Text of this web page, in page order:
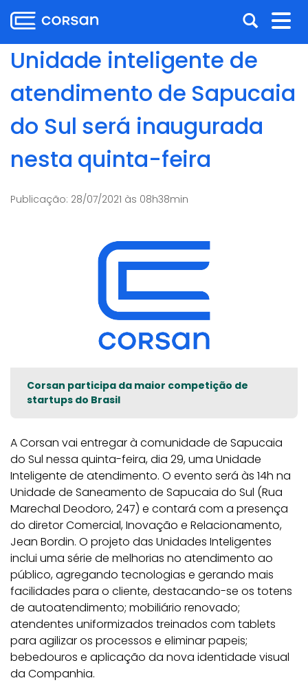
para
o
conteúdo
para
menu
para
para
o
conteúdo
Abrir
a
busca
Unidade inteligente de
atendimento de Sapucaia
do Sul será inaugurada
nesta quinta-feira
Publicação: 28/07/2021 às 08h38min
Corsan participa da maior competição de
startups do Brasil
A Corsan vai entregar à comunidade de Sapucaia
do Sul nessa quinta-feira, dia 29, uma Unidade
Inteligente de atendimento. O evento será às 14h na
Unidade de Saneamento de Sapucaia do Sul (Rua
Marechal Deodoro, 247) e contará com a presença
do diretor Comercial, Inovação e Relacionamento,
Jean Bordin. O projeto das Unidades Inteligentes
inclui uma série de melhorias no atendimento ao
público, agregando tecnologias e gerando mais
facilidades para o cliente, destacando-se os totens
de autoatendimento; mobiliário renovado;
atendentes uniformizados treinados com tablets
para agilizar os processos e eliminar papeis;
bebedouros e aplicação da nova identidade visual
da Companhia.